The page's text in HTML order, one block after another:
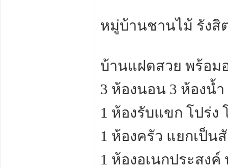
หมู่บ้านชานไม้ รังสิ
บ้านแฝดสวย พร้อม
3 ห้องนอน 3 ห้องน้ำ
1 ห้องรับแขก โปร่ง
1 ห้องครัว แยกเป็น
1 ห้องอเนกประสง